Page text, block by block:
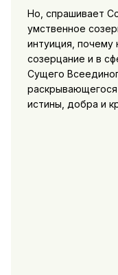
Но, спрашивает
умственное
интуиция, почему
созерцание и в
Сущего
истины, добра и